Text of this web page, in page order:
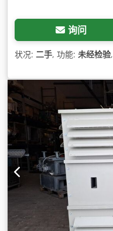
询问
状况: 二手, 功能: 未经检验,